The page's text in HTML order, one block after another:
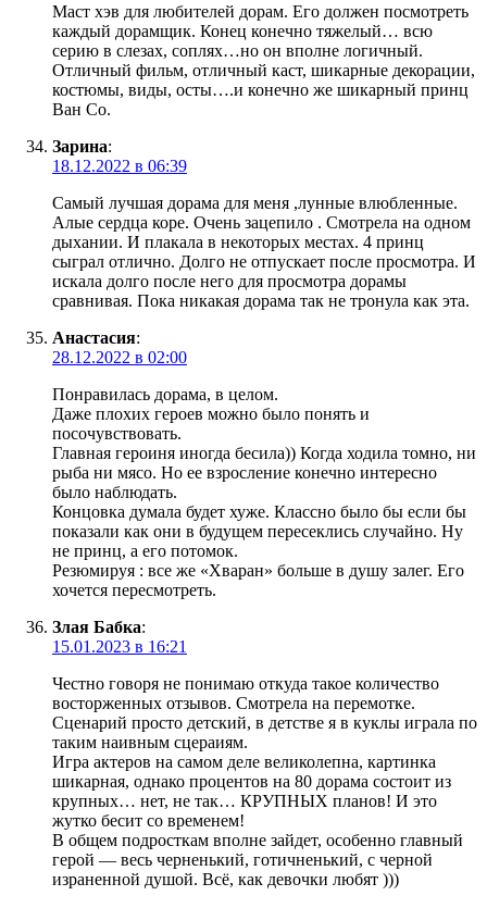
Маст хэв для любителей дорам. Его должен посмотреть
каждый дорамщик. Конец конечно тяжелый… всю
серию в слезах, соплях…но он вполне логичный.
Отличный фильм, отличный каст, шикарные декорации,
костюмы, виды, осты….и конечно же шикарный принц
Ван Со.
Зарина:
18.12.2022 в 06:39
Самый лучшая дорама для меня ,лунные влюбленные.
Алые сердца коре. Очень зацепило . Смотрела на одном
дыхании. И плакала в некоторых местах. 4 принц
сыграл отлично. Долго не отпускает после просмотра. И
искала долго после него для просмотра дорамы
сравнивая. Пока никакая дорама так не тронула как эта.
Анастасия:
28.12.2022 в 02:00
Понравилась дорама, в целом.
Даже плохих героев можно было понять и
посочувствовать.
Главная героиня иногда бесила)) Когда ходила томно, ни
рыба ни мясо. Но ее взросление конечно интересно
было наблюдать.
Концовка думала будет хуже. Классно было бы если бы
показали как они в будущем пересеклись случайно. Ну
не принц, а его потомок.
Резюмируя : все же «Хваран» больше в душу залег. Его
хочется пересмотреть.
Злая Бабка:
15.01.2023 в 16:21
Честно говоря не понимаю откуда такое количество
восторженных отзывов. Смотрела на перемотке.
Сценарий просто детский, в детстве я в куклы играла по
таким наивным сцераиям.
Игра актеров на самом деле великолепна, картинка
шикарная, однако процентов на 80 дорама состоит из
крупных… нет, не так… КРУПНЫХ планов! И это
жутко бесит со временем!
В общем подросткам вполне зайдет, особенно главный
герой — весь черненький, готичненький, с черной
израненной душой. Всё, как девочки любят )))